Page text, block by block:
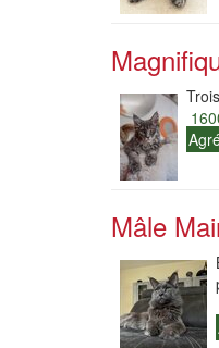
Mâle